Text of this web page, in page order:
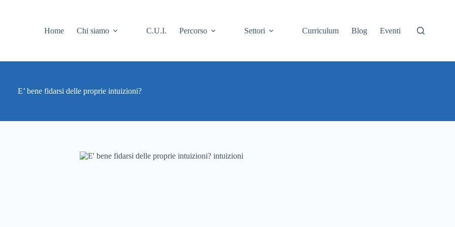
Home
Chi siamo C.U.I. Percorso Settori Curriculum Blog Eventi
E’ bene fidarsi delle proprie intuizioni?